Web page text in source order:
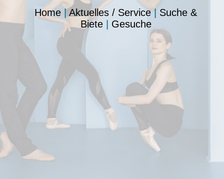
Home |Aktuelles / Service| Suche &
Biete| Gesuche